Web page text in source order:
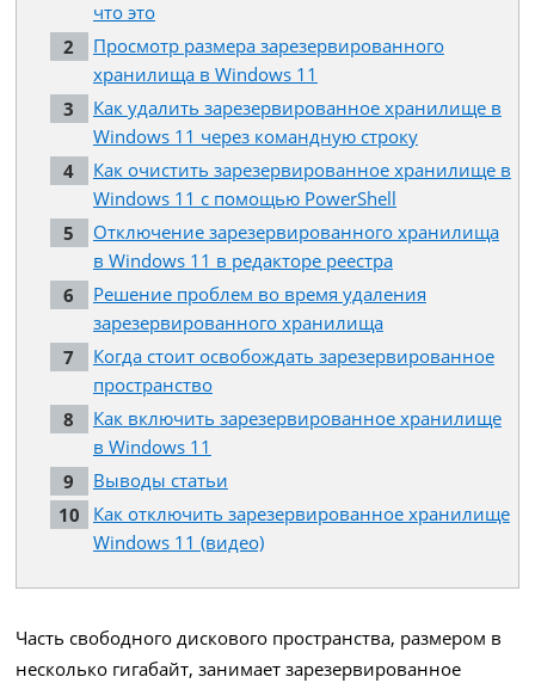
что это
Просмотр размера зарезервированного
хранилища в Windows 11
Как удалить зарезервированное хранилище в
Windows 11 через командную строку
Как очистить зарезервированное хранилище в
Windows 11 с помощью PowerShell
Отключение зарезервированного хранилища
в Windows 11 в редакторе реестра
Решение проблем во время удаления
зарезервированного хранилища
Когда стоит освобождать зарезервированное
пространство
Как включить зарезервированное хранилище
в Windows 11
Выводы статьи
Как отключить зарезервированное хранилище
Windows 11 (видео)
Часть свободного дискового пространства, размером в
несколько гигабайт, занимает зарезервированное